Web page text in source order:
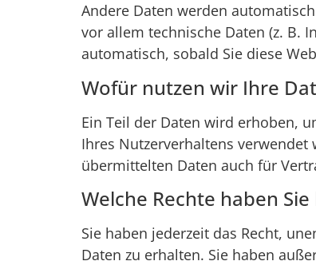
Andere Daten werden
vor allem technische Daten (z. B.
automatisch, sobald Sie diese
Wofür nutzen wir Ihre
Ein Teil der Daten wird erhoben,
Ihres Nutzerverhaltens
übermittelten Daten auch für
Welche Rechte haben
Sie haben jederzeit das Recht,
Daten zu erhalten. Sie haben